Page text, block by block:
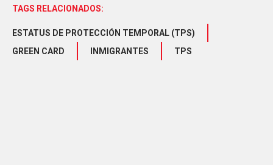
TAGS RELACIONADOS:
ESTATUS DE PROTECCIÓN TEMPORAL (TPS)
GREEN CARD
INMIGRANTES TPS